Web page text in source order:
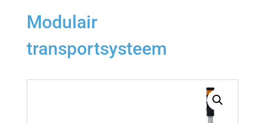
Modulair
transportsysteem